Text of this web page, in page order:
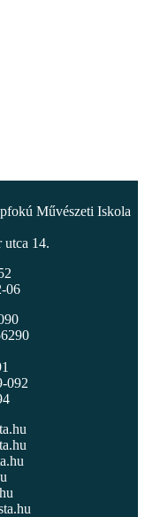
Művészeti Iskola
utca 14.
06
092